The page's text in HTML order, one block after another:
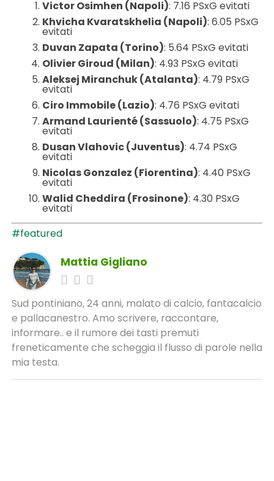
Victor Osimhen (Napoli): 7.16 PSxG evitati
Khvicha Kvaratskhelia (Napoli): 6.05 PSxG
evitati
Duvan Zapata (Torino): 5.64 PSxG evitati
Olivier Giroud (Milan): 4.93 PSxG evitati
Aleksej Miranchuk (Atalanta): 4.79 PSxG
evitati
Ciro Immobile (Lazio): 4.76 PSxG evitati
Armand Laurienté (Sassuolo): 4.75 PSxG
evitati
Dusan Vlahovic (Juventus): 4.74 PSxG
evitati
Nicolas Gonzalez (Fiorentina): 4.40 PSxG
evitati
Walid Cheddira (Frosinone): 4.30 PSxG
evitati
#featured
Mattia Gigliano
Sud pontiniano, 24 anni, malato di calcio, fantacalcio
e pallacanestro. Amo scrivere, raccontare,
informare.. e il rumore dei tasti premuti
freneticamente che scheggia il flusso di parole nella
mia testa.